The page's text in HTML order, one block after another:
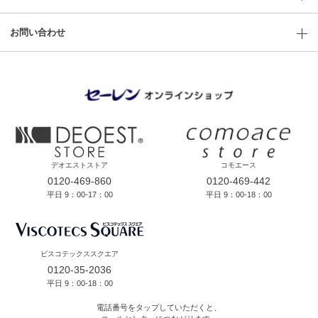
お問い合わせ
デオエストストア
0120-469-860
平日 9：00-17：00
コモエース
0120-469-442
平日 9：00-18：00
ビスコテックススクエア
0120-35-2036
平日 9：00-18：00
電話番号をタップしていただくと、